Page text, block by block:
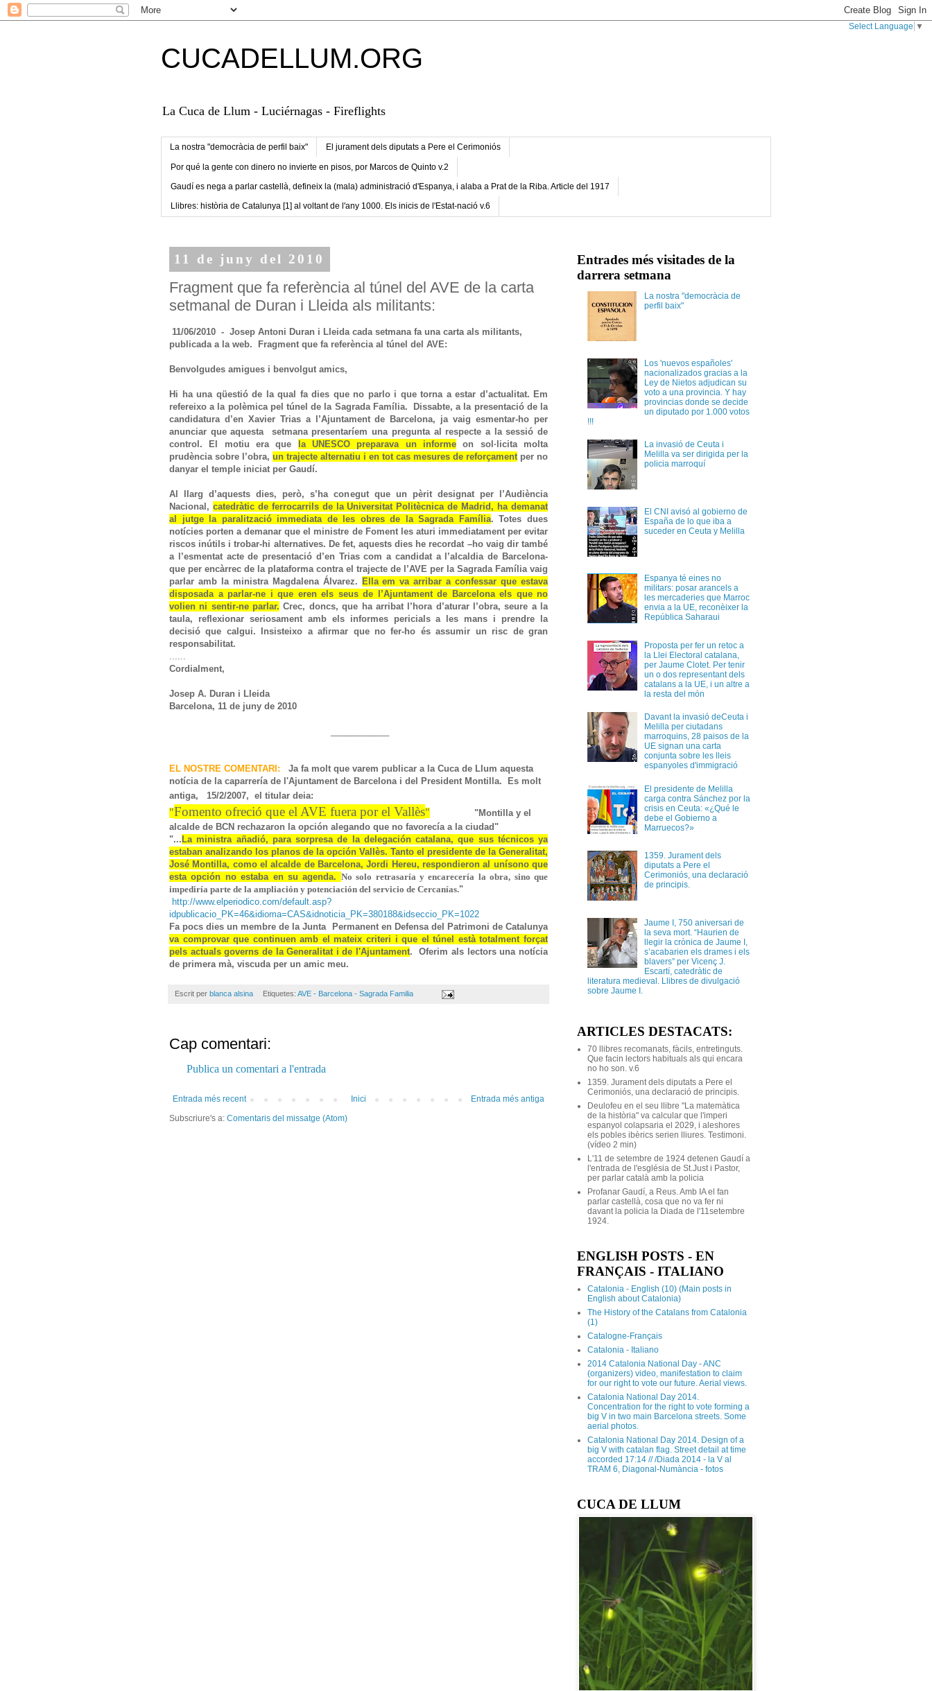
Select Language ▼
CUCADELLUM.ORG
La Cuca de Llum - Luciérnagas - Fireflights
La nostra "democràcia de perfil baix" El jurament dels diputats a Pere el Cerimoniós
Por qué la gente con dinero no invierte en pisos, por Marcos de Quinto v.2
Gaudí es nega a parlar castellà, defineix la (mala) administració d'Espanya, i alaba a Prat de la Riba. Article del 1917
Llibres: història de Catalunya [1] al voltant de l'any 1000. Els inicis de l'Estat-nació v.6
11 de juny del 2010
Fragment que fa referència al túnel del AVE de la carta
setmanal de Duran i Lleida als militants:
11/06/2010 - Josep Antoni Duran i Lleida cada setmana fa una carta als militants,
publicada a la web. Fragment que fa referència al túnel del AVE:
Benvolgudes amigues i benvolgut amics,
Hi ha una qüestió de la qual fa dies que no parlo i que torna a estar d’actualitat. Em
refereixo a la polèmica pel túnel de la Sagrada Família. Dissabte, a la presentació de la
candidatura d’en Xavier Trias a l’Ajuntament de Barcelona, ja vaig esmentar-ho per
anunciar que aquesta setmana presentaríem una pregunta al respecte a la sessió de
control. El motiu era que
la UNESCO preparava un informe on sol·licita molta
prudència sobre l’obra, un trajecte alternatiu i en tot cas mesures de reforçament per no
danyar el temple iniciat per Gaudí.
Al llarg d’aquests dies, però, s’ha conegut que un pèrit designat per l’Audiència
Nacional, catedràtic de ferrocarrils de la Universitat Politècnica de Madrid, ha demanat
al jutge la paralització immediata de les obres de la Sagrada Família. Totes dues
notícies porten a demanar que el ministre de Foment les aturi immediatament per evitar
riscos inútils i trobar-hi alternatives. De fet, aquests dies he recordat –ho vaig dir també
a l’esmentat acte de presentació d’en Trias com a candidat a l’alcaldia de Barcelona-
que per encàrrec de la plataforma contra el trajecte de l’AVE per la Sagrada Família vaig
parlar amb la ministra Magdalena Álvarez. Ella em va arribar a confessar que estava
disposada a parlar-ne i que eren els seus de l’Ajuntament de Barcelona els que no
volien ni sentir-ne parlar. Crec, doncs, que ha arribat l’hora d’aturar l’obra, seure a la
taula, reflexionar seriosament amb els informes pericials a les mans i prendre la
decisió que calgui. Insisteixo a afirmar que no fer-ho és assumir un risc de gran
responsabilitat.
......
Cordialment,
Josep A. Duran i Lleida
Barcelona, 11 de juny de 2010
EL NOSTRE COMENTARI: Ja fa molt que varem publicar a la Cuca de Llum aquesta
notícia de la caparrería de l'Ajuntament de Barcelona i del President Montilla. Es molt
antiga, 15/2/2007, el titular deia:
"Fomento ofreció que el AVE fuera por el Vallès"
"Montilla y el
alcalde de BCN rechazaron la opción alegando que no favorecía a la ciudad"
"... La ministra añadió, para sorpresa de la delegación catalana, que sus técnicos ya
estaban analizando los planos de la opción Vallès. Tanto el presidente de la Generalitat,
José Montilla, como el alcalde de Barcelona, Jordi Hereu, respondieron al unísono que
esta opción no estaba en su agenda. No solo retrasaría y encarecería la obra, sino que
impediría parte de la ampliación y potenciación del servicio de Cercanías."
http://www.elperiodico.com/default.asp?
idpublicacio_PK=46&idioma=CAS&idnoticia_PK=380188&idseccio_PK=1022
Fa pocs dies un membre de la Junta Permanent en Defensa del Patrimoni de Catalunya
va comprovar que continuen amb el mateix criteri i que el túnel està totalment forçat
pels actuals governs de la Generalitat i de l'Ajuntament. Oferim als lectors una notícia
de primera mà, viscuda per un amic meu.
Escrit per blanca alsina Etiquetes: AVE - Barcelona - Sagrada Familia
Cap comentari:
Publica un comentari a l'entrada
Entrada més recent Entrada més antiga
Inici
Subscriure's a: Comentaris del missatge (Atom)
Entrades més visitades de la
darrera setmana
La nostra "democràcia de
perfil baix"
Los 'nuevos españoles'
nacionalizados gracias a la
Ley de Nietos adjudican su
voto a una provincia. Y hay
provincias donde se decide
un diputado por 1.000 votos
!!!
La invasió de Ceuta i
Melilla va ser dirigida per la
policia marroquí
El CNI avisó al gobierno de
España de lo que iba a
suceder en Ceuta y Melilla
Espanya té eines no
militars: posar arancels a
les mercaderies que Marroc
envia a la UE, reconèixer la
República Saharaui
Proposta per fer un retoc a
la Llei Electoral catalana,
per Jaume Clotet. Per tenir
un o dos representant dels
catalans a la UE, i un altre a
la resta del món
Davant la invasió deCeuta i
Melilla per ciutadans
marroquins, 28 paisos de la
UE signan una carta
conjunta sobre les lleis
espanyoles d'immigració
El presidente de Melilla
carga contra Sánchez por la
crisis en Ceuta: «¿Qué le
debe el Gobierno a
Marruecos?»
1359. Jurament dels
diputats a Pere el
Cerimoniós, una declaració
de principis.
Jaume I, 750 aniversari de
la seva mort. “Haurien de
llegir la crònica de Jaume I,
s’acabarien els drames i els
blavers” per Vicenç J.
Escartí, catedràtic de
literatura medieval. Llibres de divulgació
sobre Jaume I.
ARTICLES DESTACATS:
70 llibres recomanats, fàcils, entretinguts.
Que facin lectors habituals als qui encara
no ho son. v.6
1359. Jurament dels diputats a Pere el
Cerimoniós, una declaració de principis.
Deulofeu en el seu llibre "La matemàtica
de la història" va calcular que l'imperi
espanyol colapsaria el 2029, i aleshores
els pobles ibèrics serien lliures. Testimoni.
(vídeo 2 min)
L'11 de setembre de 1924 detenen Gaudí a
l'entrada de l'església de St.Just i Pastor,
per parlar català amb la policia
Profanar Gaudí, a Reus. Amb IA el fan
parlar castellà, cosa que no va fer ni
davant la policia la Diada de l'11setembre
1924.
ENGLISH POSTS - EN
FRANÇAIS - ITALIANO
Catalonia - English (10) (Main posts in
English about Catalonia)
The History of the Catalans from Catalonia
(1)
Catalogne-Français
Catalonia - Italiano
2014 Catalonia National Day - ANC
(organizers) video, manifestation to claim
for our right to vote our future. Aerial views.
Catalonia National Day 2014.
Concentration for the right to vote forming a
big V in two main Barcelona streets. Some
aerial photos.
Catalonia National Day 2014. Design of a
big V with catalan flag. Street detail at time
accorded 17:14 // /Diada 2014 - la V al
TRAM 6, Diagonal-Numància - fotos
CUCA DE LLUM